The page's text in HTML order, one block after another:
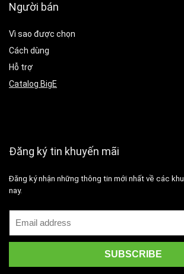
Người bán
Vì sao được chọn
Cách dùng
Hỗ trợ
Catalog BigE
Đăng ký tin khuyến mãi
Đăng ký nhận những thông tin mới nhất về các
nay.